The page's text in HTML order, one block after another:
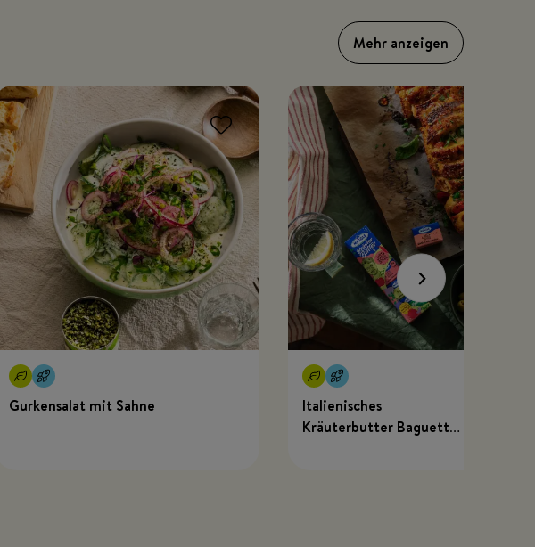
Mehr anzeigen
Gurkensalat mit Sahne
Italienisches
Kräuterbutter Baguette